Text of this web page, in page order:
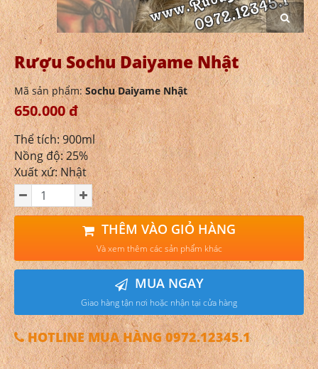
Rượu Sochu Daiyame Nhật
Mã sản phẩm:Sochu Daiyame Nhật
650.000 đ
Thể tích: 900ml
Nồng độ: 25%
Xuất xứ: Nhật
THÊM VÀO GIỎ HÀNG
Và xem thêm các sản phẩm khác
MUA NGAY
Giao hàng tận nơi hoặc nhận tại cửa hàng
HOTLINE MUA HÀNG 0972.12345.1